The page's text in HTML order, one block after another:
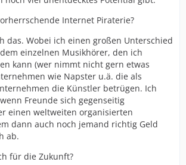
Internet Piraterie?
das. Wobei ich einen großen Unterschied
einzelnen Musikhörer, den ich
kann (wer nimmt nicht gern etwas
wie Napster u.ä. die als
die Künstler betrügen. Ich
Freunde sich gegenseitig
einen weltweiten organisierten
dann auch noch jemand richtig Geld
ab.
für die Zukunft?